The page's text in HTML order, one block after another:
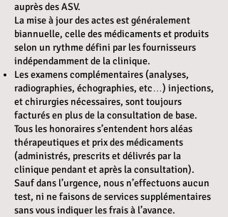
auprès des ASV.
La mise à jour des actes est généralement
biannuelle, celle des médicaments et produits
selon un rythme défini par les fournisseurs
indépendamment de la clinique.
Les examens complémentaires (analyses,
radiographies, échographies, etc…) injections,
et chirurgies nécessaires, sont toujours
facturés en plus de la consultation de base.
Tous les honoraires s’entendent hors aléas
thérapeutiques et prix des médicaments
(administrés, prescrits et délivrés par la
clinique pendant et après la consultation).
Sauf dans l’urgence, nous n’effectuons aucun
test, ni ne faisons de services supplémentaires
sans vous indiquer les frais à l’avance.